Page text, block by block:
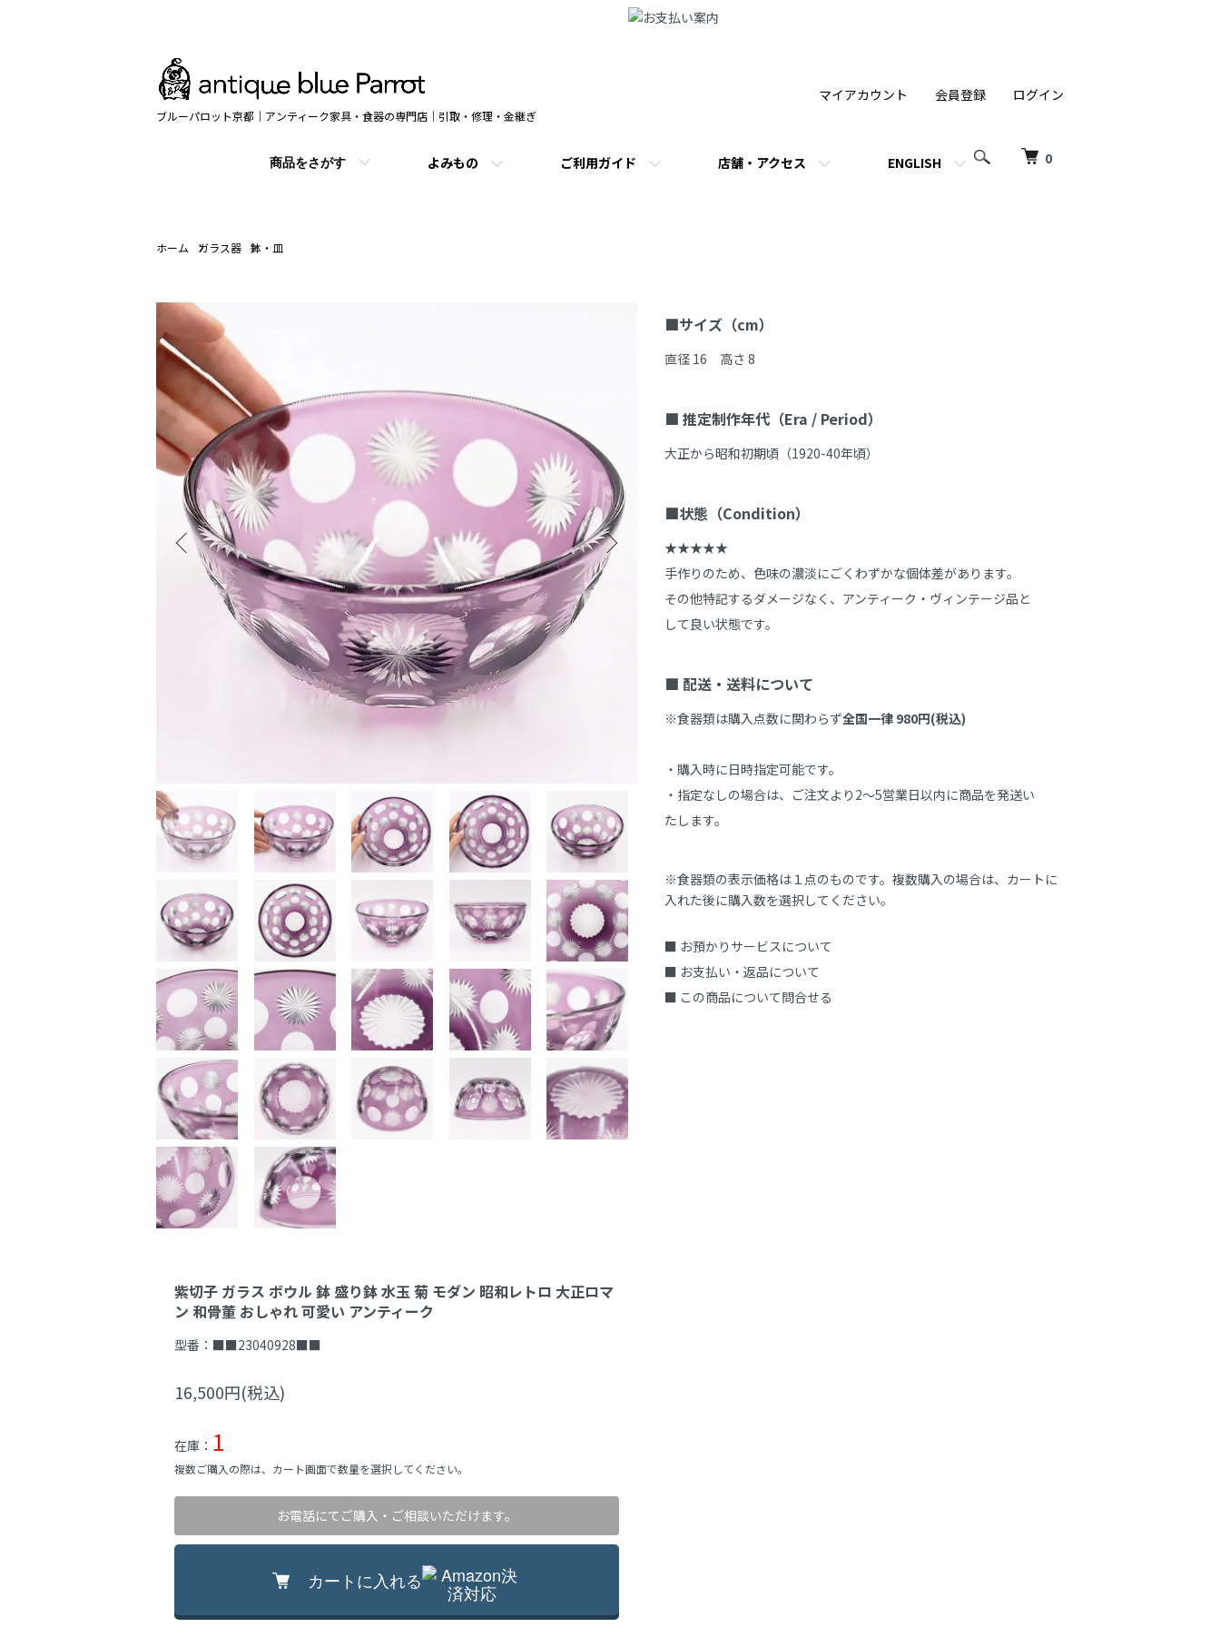
ブルーパロット京都｜アンティーク家具・食器の専門店｜引取・修理・金継ぎ
0
商品をさがす よみもの ご利用ガイド 店舗・アクセス ENGLISH
マイアカウント 会員登録 ログイン
ホーム ガラス器 鉢・皿
紫切子 ガラス ボウル 鉢 盛り鉢 水玉 菊 モダン 昭和レトロ 大正ロマ
ン 和骨董 おしゃれ 可愛い アンティーク
型番： ■■23040928■■
16,500円(税込)
在庫： 1
複数ご購入の際は、カート画面で数量を選択してください。
お電話にてご購入・ご相談いただけます。
カートに入れる
商品説明
■サイズ（cm）
直径 16　高さ 8
■ 推定制作年代（Era / Period）
大正から昭和初期頃（1920-40年頃）
■状態（Condition）
★★★★★
手作りのため、色味の濃淡にごくわずかな個体差があります。
その他特記するダメージなく、アンティーク・ヴィンテージ品と
して良い状態です。
■ 配送・送料について
※食器類は購入点数に関わらず全国一律 980円(税込)
・購入時に日時指定可能です。
・指定なしの場合は、ご注文より2～5営業日以内に商品を発送い
たします。
※食器類の表示価格は１点のものです。複数購入の場合は、カートに
入れた後に購入数を選択してください。
■ お預かりサービスについて
■ お支払い・返品について
■ この商品について問合せる